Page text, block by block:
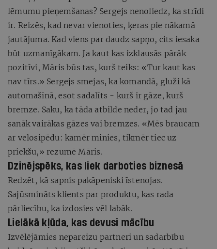
lēmumu pieņemšanas? Sergejs nenoliedz, ka strīdi
ir. Reizēs, kad nevar vienoties, ķeras pie nākamā
jautājuma. Kad viens par daudz sapņo, cits iesaka
būt uzmanīgākam. Ja kaut kas izklausās pārāk
pozitīvi, Māris būs tas, kurš teiks: «Tur kaut kas
nav tīrs.» Sergejs smejas, ka komandā, gluži kā
automašīnā, esot sadalīts - kurš ir gāze, kurš
bremze. Saku, ka tāda atbilde neder, jo tad jau
sanāk vairākas gāzes vai bremzes. «Mēs braucam
ar velosipēdu: kamēr minies, tikmēr tiec uz
priekšu,» rezumē Māris.
Dzinējspēks, kas liek darboties biznesā
Redzēt, kā sapnis pakāpeniski īstenojas.
Sajūsmināts klients par produktu, kas rada
pārliecību, ka izdosies vēl labāk.
Lielākā kļūda, kas devusi mācību
Izvēlējāmies nepareizu partneri un sadarbību